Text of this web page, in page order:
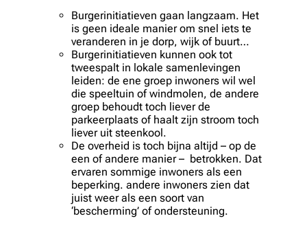
Burgerinitiatieven gaan langzaam. Het
is geen ideale manier om snel iets te
veranderen in je dorp, wijk of buurt…
Burgerinitiatieven kunnen ook tot
tweespalt in lokale samenlevingen
leiden: de ene groep inwoners wil wel
die speeltuin of windmolen, de andere
groep behoudt toch liever de
parkeerplaats of haalt zijn stroom toch
liever uit steenkool.
De overheid is toch bijna altijd – op de
een of andere manier – betrokken. Dat
ervaren sommige inwoners als een
beperking. andere inwoners zien dat
juist weer als een soort van
‘bescherming’ of ondersteuning.